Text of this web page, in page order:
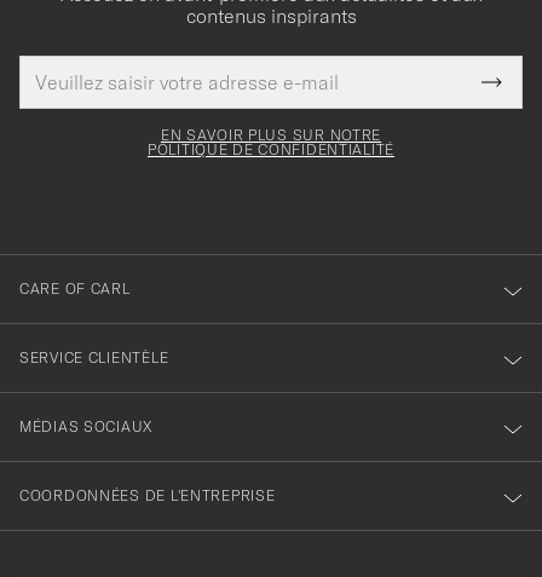
contenus inspirants
de
courrier
Merci
pour
EN SAVOIR PLUS SUR NOTRE
POLITIQUE DE CONFIDENTIALITÉ
CARE OF CARL
SERVICE CLIENTÈLE
MÉDIAS SOCIAUX
COORDONNÉES DE L'ENTREPRISE